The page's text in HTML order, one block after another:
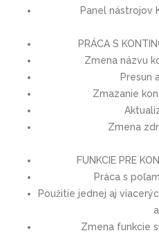
Panel nástrojov
PRÁCA S
Zmena názvu
Presun
Zmazanie
Zmena
FUNKCIE PRE
Práca s
Použitie jednej aj
Zmena funkcie